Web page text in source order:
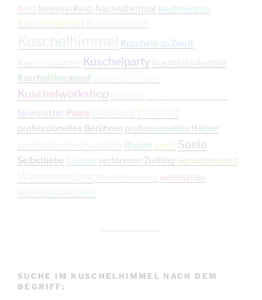
Kind Inneres-Kind-Nachnährritual Kopfmensch
Kuschelangebot
Kuschelhimmel Kuscheln zu Zweit
Kuschelpartner Kuschelparty Kuscheltankstelle
Kuscheltherapeut
Kuschelworkshop
Newsletter Paare platonisch
professionelles Berühren professionelles Halten
professionelles Kuscheln
Regeln sanft Seele
Selbstliebe Singles verlorener Zwilling Verwöhnevent
wohlfühlen
Wohlfühltankstelle
SUCHE IM KUSCHELHIMMEL NACH DEM
BEGRIFF: